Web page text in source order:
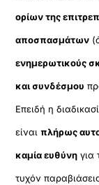
ορίων της
αποσπασμάτων
ενημερωτικούς
και συνδέσμου
Επειδή η
είναιπλήρως
καμία ευθύνη για
τυχόν